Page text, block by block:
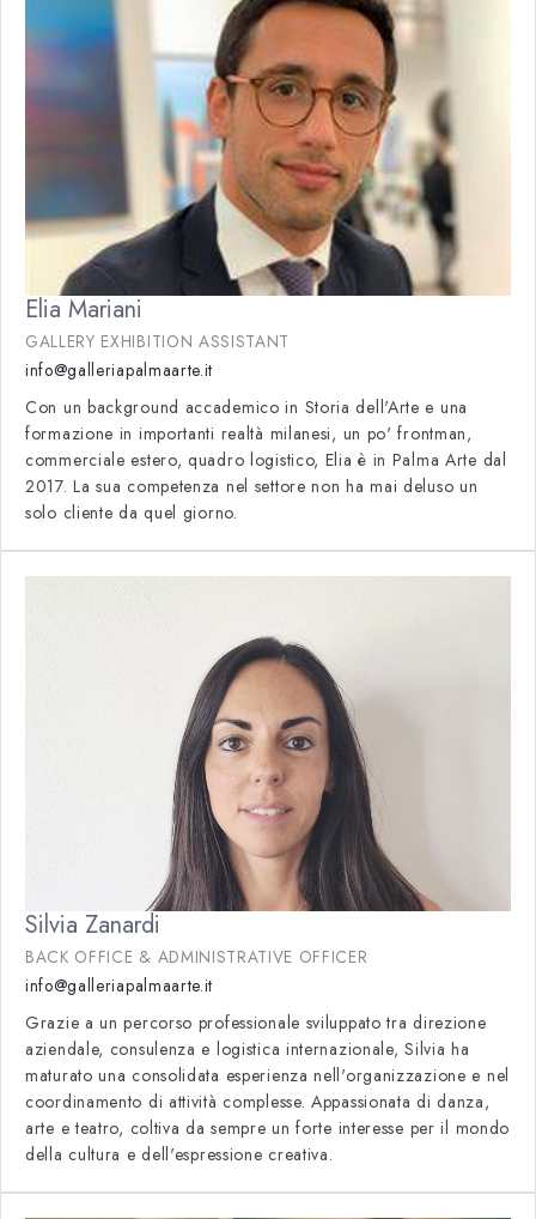
Elia Mariani
GALLERY EXHIBITION ASSISTANT
info@galleriapalmaarte.it
Con un background accademico in Storia dell'Arte e una
formazione in importanti realtà milanesi, un po' frontman,
commerciale estero, quadro logistico, Elia è in Palma Arte dal
2017. La sua competenza nel settore non ha mai deluso un
solo cliente da quel giorno.
Silvia Zanardi
BACK OFFICE & ADMINISTRATIVE OFFICER
info@galleriapalmaarte.it
Grazie a un percorso professionale sviluppato tra direzione
aziendale, consulenza e logistica internazionale, Silvia ha
maturato una consolidata esperienza nell'organizzazione e nel
coordinamento di attività complesse. Appassionata di danza,
arte e teatro, coltiva da sempre un forte interesse per il mondo
della cultura e dell'espressione creativa.